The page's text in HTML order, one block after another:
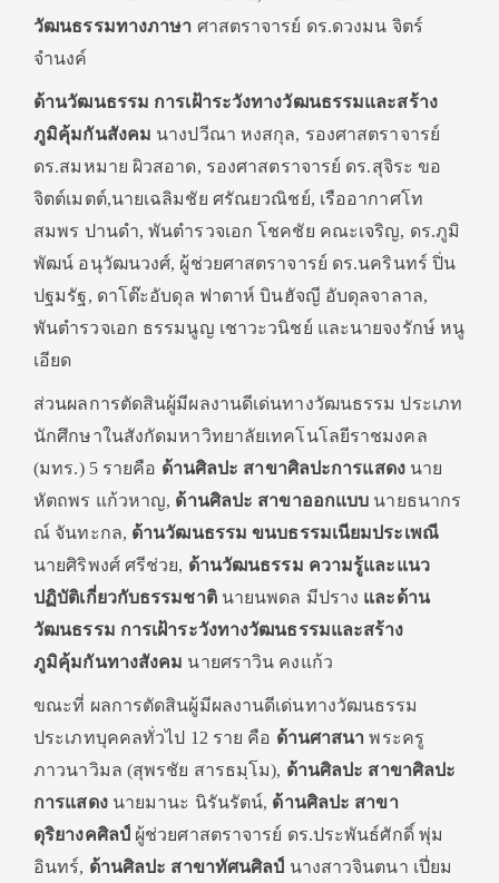
วัฒนธรรมทางภาษา ศาสตราจารย์ ดร.ดวงมน จิตร์
จำนงค์
ด้านวัฒนธรรม การเฝ้าระวังทางวัฒนธรรมและสร้าง
ภูมิคุ้มกันสังคม นางปวีณา หงสกุล, รองศาสตราจารย์
ดร.สมหมาย ผิวสอาด, รองศาสตราจารย์ ดร.สุจิระ ขอ
จิตต์เมตต์,นายเฉลิมชัย ศรัณยวณิชย์, เรืออากาศโท
สมพร ปานดำ, พันตำรวจเอก โชคชัย คณะเจริญ, ดร.ภูมิ
พัฒน์ อนุวัฒนวงศ์, ผู้ช่วยศาสตราจารย์ ดร.นครินทร์ ปิ่น
ปฐมรัฐ, ดาโต๊ะอับดุล ฟาตาห์ บินฮัจญี อับดุลจาลาล,
พันตำรวจเอก ธรรมนูญ เชาวะวนิชย์ และนายจงรักษ์ หนู
เอียด
ส่วนผลการตัดสินผู้มีผลงานดีเด่นทางวัฒนธรรม ประเภท
นักศึกษาในสังกัดมหาวิทยาลัยเทคโนโลยีราชมงคล
(มทร.) 5 รายคือ ด้านศิลปะ สาขาศิลปะการแสดง นาย
หัตถพร แก้วหาญ, ด้านศิลปะ สาขาออกแบบ นายธนากร
ณ์ จันทะกล, ด้านวัฒนธรรม ขนบธรรมเนียมประเพณี
นายศิริพงศ์ ศรีช่วย, ด้านวัฒนธรรม ความรู้และแนว
ปฏิบัติเกี่ยวกับธรรมชาติ นายนพดล มีปราง และด้าน
วัฒนธรรม การเฝ้าระวังทางวัฒนธรรมและสร้าง
ภูมิคุ้มกันทางสังคม นายศราวิน คงแก้ว
ขณะที่ ผลการตัดสินผู้มีผลงานดีเด่นทางวัฒนธรรม
ประเภทบุคคลทั่วไป 12 ราย คือ ด้านศาสนาพระครู
ภาวนาวิมล (สุพรชัย สารธมฺโม), ด้านศิลปะ สาขาศิลปะ
การแสดงนายมานะ นิรันรัตน์, ด้านศิลปะ สาขา
ดุริยางคศิลป์ ผู้ช่วยศาสตราจารย์ ดร.ประพันธ์ศักดิ์ พุ่ม
อินทร์, ด้านศิลปะ สาขาทัศนศิลป์ นางสาวจินตนา เปี่ยม